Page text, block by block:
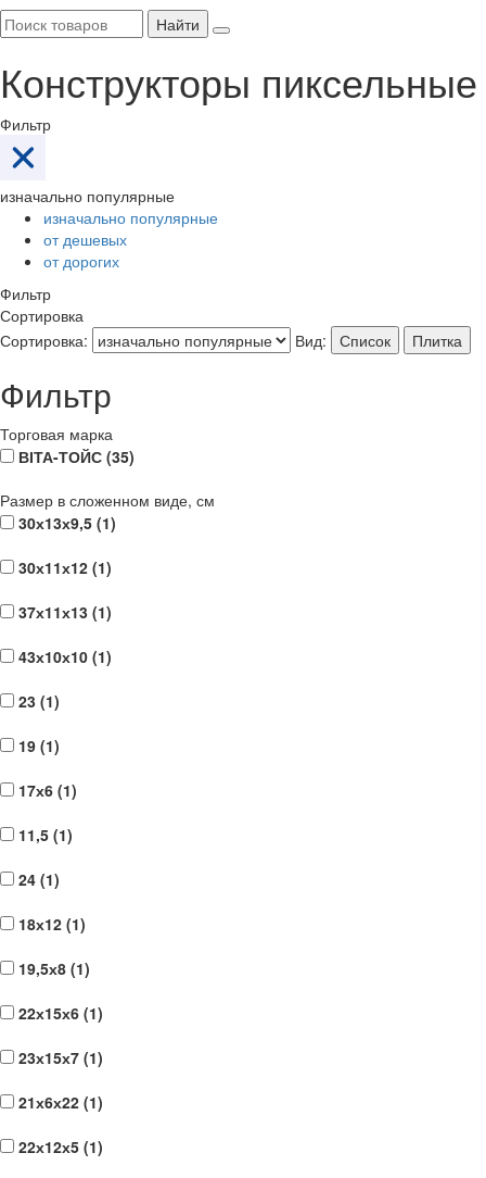
Найти
Конструкторы пиксельные
Фильтр
изначально популярные
изначально популярные
от дешевых
от дорогих
Фильтр
Сортировка
Сортировка:
Вид: Список Плитка
Фильтр
Торговая марка
ВІТА-ТОЙС (35)
Размер в сложенном виде, см
30х13х9,5 (1)
30х11х12 (1)
37х11х13 (1)
43х10х10 (1)
23 (1)
19 (1)
17х6 (1)
11,5 (1)
24 (1)
18х12 (1)
19,5х8 (1)
22х15х6 (1)
23х15х7 (1)
21х6х22 (1)
22х12х5 (1)